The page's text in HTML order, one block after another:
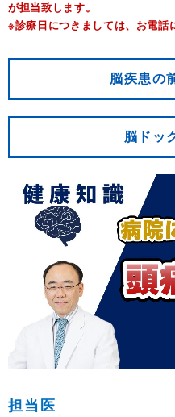
が担当致します。
※診療日につきましては、お電話
脳疾患の
脳ドッ
担当医